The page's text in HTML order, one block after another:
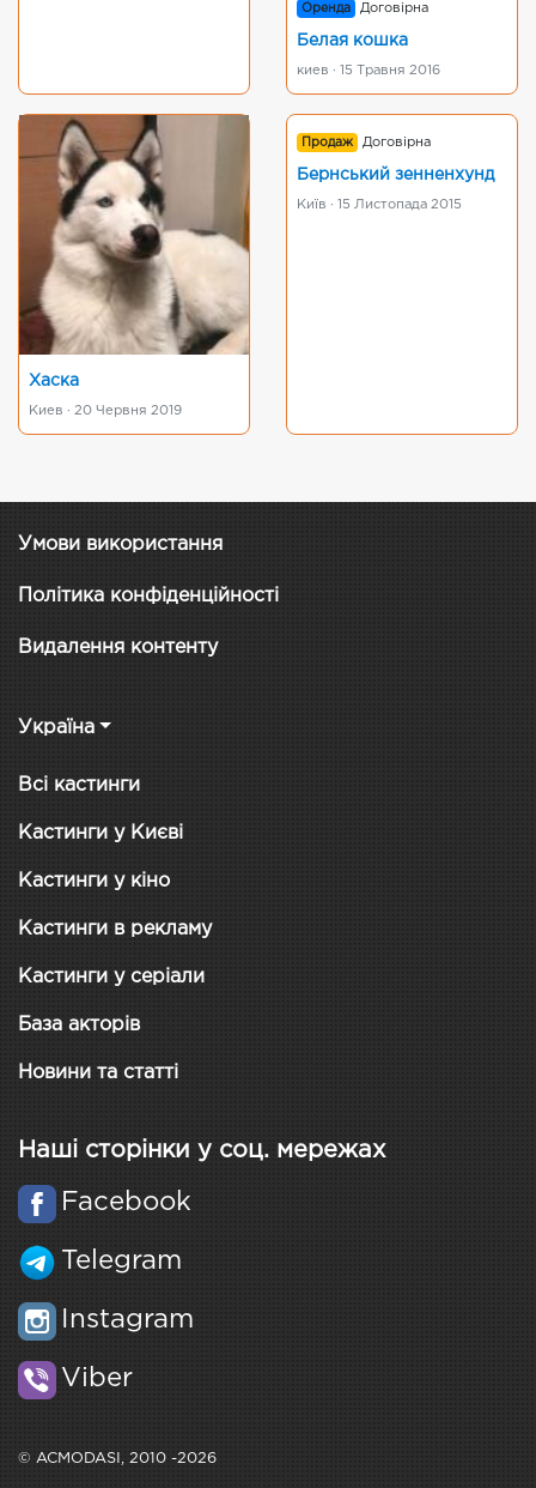
Оренда Договірна
Белая кошка
киев · 15 Травня 2016
Хаска
Киев · 20 Червня 2019
Продаж Договірна
Бернський зенненхунд
Київ · 15 Листопада 2015
Умови використання
Політика конфіденційності
Видалення контенту
Україна
Всі кастинги
Кастинги у Києві
Кастинги у кіно
Кастинги в рекламу
Кастинги у серіали
База акторів
Новини та статті
Наші сторінки у соц. мережах
Facebook
Telegram
Instagram
Viber
© ACMODASI, 2010 -2026